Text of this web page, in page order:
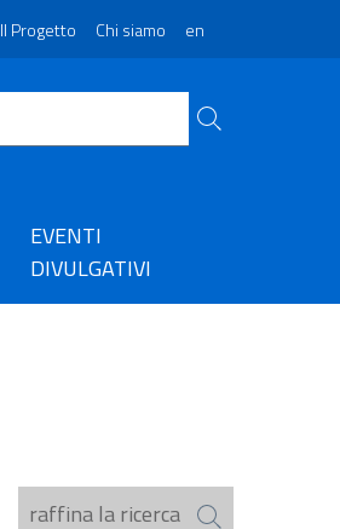
Il Progetto Chi siamo en
EVENTI
DIVULGATIVI